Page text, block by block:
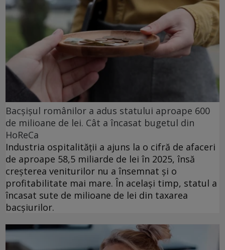
Bacșișul românilor a adus statului aproape 600
de milioane de lei. Cât a încasat bugetul din
HoReCa
Industria ospitalității a ajuns la o cifră de afaceri
de aproape 58,5 miliarde de lei în 2025, însă
creșterea veniturilor nu a însemnat și o
profitabilitate mai mare. În același timp, statul a
încasat sute de milioane de lei din taxarea
bacșiurilor.